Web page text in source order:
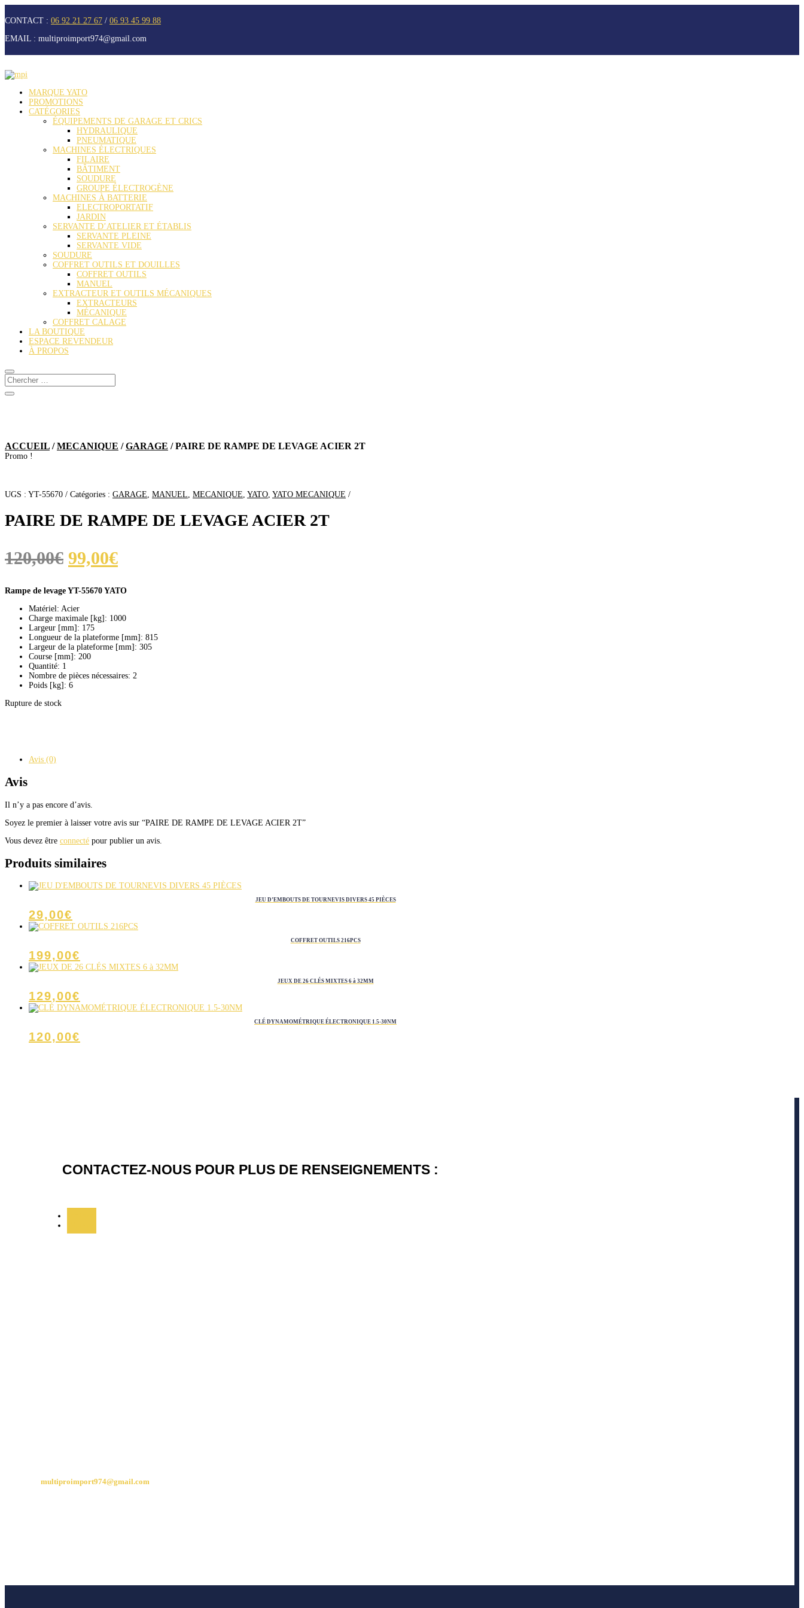
CONTACT : 06 92 21 27 67 / 06 93 45 99 88
EMAIL : multiproimport974@gmail.com
MARQUE YATO
PROMOTIONS
CATÉGORIES
ÉQUIPEMENTS DE GARAGE ET CRICS
HYDRAULIQUE
PNEUMATIQUE
MACHINES ÉLECTRIQUES
FILAIRE
BÂTIMENT
SOUDURE
GROUPE ÉLECTROGÈNE
MACHINES À BATTERIE
ELECTROPORTATIF
JARDIN
SERVANTE D’ATELIER ET ÉTABLIS
SERVANTE PLEINE
SERVANTE VIDE
SOUDURE
COFFRET OUTILS ET DOUILLES
COFFRET OUTILS
MANUEL
EXTRACTEUR ET OUTILS MÉCANIQUES
EXTRACTEURS
MÉCANIQUE
COFFRET CALAGE
LA BOUTIQUE
ESPACE REVENDEUR
À PROPOS
ACCUEIL /MECANIQUE /GARAGE / PAIRE DE RAMPE DE LEVAGE ACIER 2T
Promo !
UGS : YT-55670 Catégories : GARAGE, MANUEL, MECANIQUE, YATO, YATO MECANIQUE
PAIRE DE RAMPE DE LEVAGE ACIER 2T
120,00€ Le
initial
était :
120,00€.
99,00€Le
actuel
est :
99,00€.
Rampe de levage YT-55670 YATO
Matériel: Acier
Charge maximale [kg]: 1000
Largeur [mm]: 175
Longueur de la plateforme [mm]: 815
Largeur de la plateforme [mm]: 305
Course [mm]: 200
Quantité: 1
Nombre de pièces nécessaires: 2
Poids [kg]: 6
Rupture de stock
Avis (0)
Avis
Il n’y a pas encore d’avis.
Soyez le premier à laisser votre avis sur “PAIRE DE RAMPE DE LEVAGE ACIER 2T”
Vous devez être connecté pour publier un avis.
Produits similaires
JEU D’EMBOUTS DE TOURNEVIS DIVERS 45 PIÈCES
29,00€
COFFRET OUTILS 216PCS
199,00€
JEUX DE 26 CLÉS MIXTES 6 à 32MM
129,00€
CLÉ DYNAMOMÉTRIQUE ÉLECTRONIQUE 1.5-30NM
120,00€
CONTACTEZ-NOUS POUR PLUS DE RENSEIGNEMENTS :
multiproimport974@gmail.com